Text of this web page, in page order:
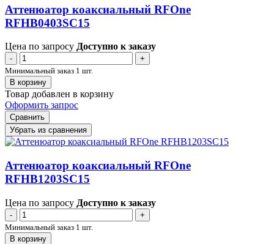
Аттенюатор коаксиальный RFOne
RFHB0403SC15
Цена по запросу Доступно к заказу
-
+
Минимальный заказ 1 шт.
В корзину
Товар добавлен в корзину
Оформить запрос
Сравнить
Убрать из сравнения
Аттенюатор коаксиальный RFOne
RFHB1203SC15
Цена по запросу Доступно к заказу
-
+
Минимальный заказ 1 шт.
В корзину